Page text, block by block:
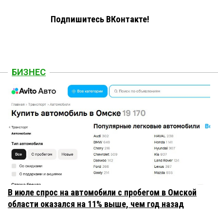
Подпишитесь ВКонтакте!
БИЗНЕС
В июле спрос на автомобили с пробегом в Омской
области оказался на 11% выше, чем год назад